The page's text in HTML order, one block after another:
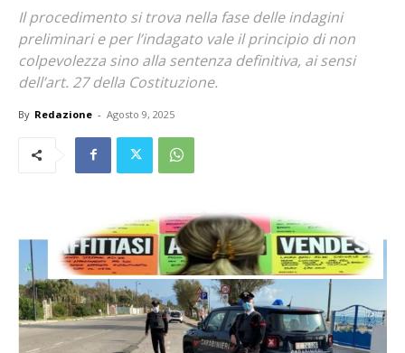
Il procedimento si trova nella fase delle indagini
preliminari e per l’indagato vale il principio di non
colpevolezza sino alla sentenza definitiva, ai sensi
dell’art. 27 della Costituzione.
By Redazione - Agosto 9, 2025